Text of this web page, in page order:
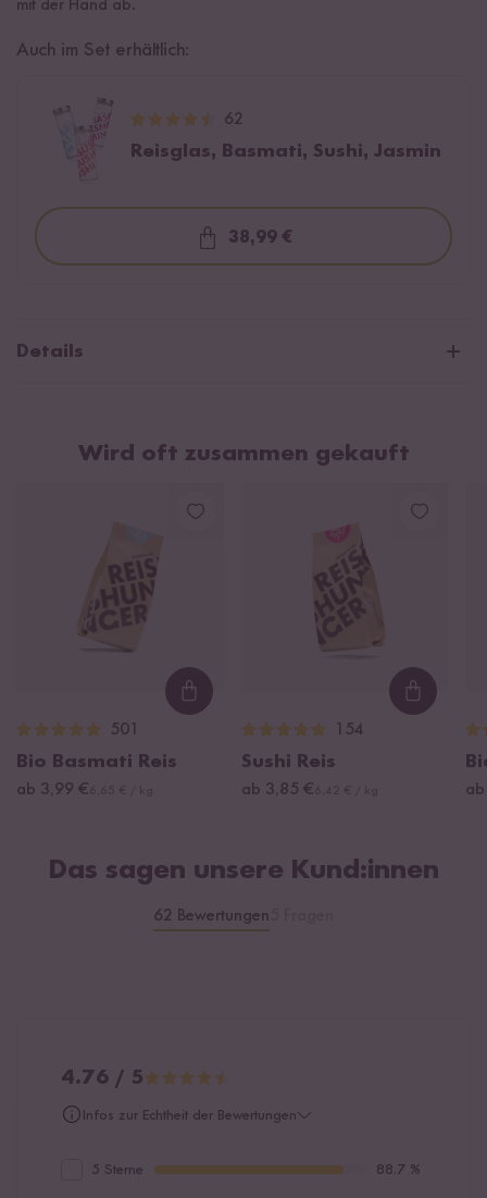
mit der Hand ab.
Auch im Set erhältlich:
62
Reisglas, Basmati, Sushi, Jasmin
Loading...
38,99 €
Details
Massives, stabiles Glas - Gewicht: 720 Gramm
Scharfes Rundum-Druckverfahren der Verzierung und Skala
Formschöner, stabiler Alu-Deckel
sortenspezifische Kochanleitung auf der Rückseite
nicht spülmaschinengeeignet
Wird oft zusammen gekauft
Loading...
501
Bio Basmati Reis
ab 3,99 €
154
Sushi Reis
ab 3,85 €
Das sagen unsere Kund:innen
62 Bewertungen
4.76 / 5
Infos zur Echtheit der Bewertungen
5 Sterne 88.7 %